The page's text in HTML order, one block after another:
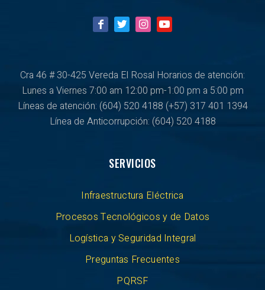
Cra 46 # 30-425 Vereda El Rosal Horarios de atención:
Lunes a Viernes 7:00 am 12:00 pm-1:00 pm a 5:00 pm
Líneas de atención: (604) 520 4188 (+57) 317 401 1394
Línea de Anticorrupción: (604) 520 4188
SERVICIOS
Infraestructura Eléctrica
Procesos Tecnológicos y de Datos
Logística y Seguridad Integral
Preguntas Frecuentes
PQRSF